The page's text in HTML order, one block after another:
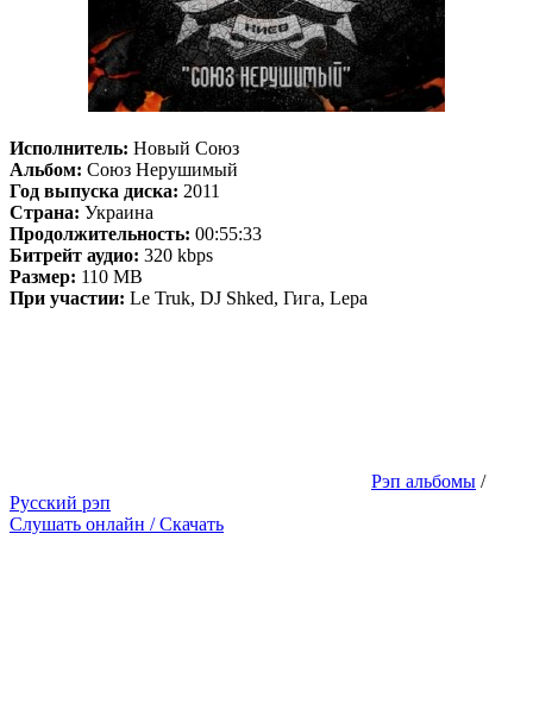
Исполнитель: Новый Союз
Альбом: Союз Нерушимый
Год выпуска диска: 2011
Страна: Украина
Продолжительность: 00:55:33
Битрейт аудио: 320 kbps
Размер: 110 MB
При участии: Le Truk, DJ Shked, Гига, Lepa
Рэп альбомы /
Русский рэп
Слушать онлайн / Скачать